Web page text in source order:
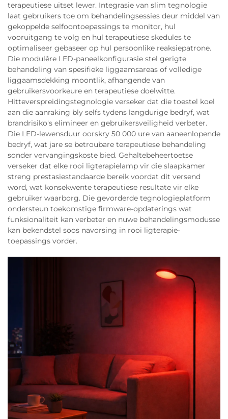
terapeutiese uitset lewer. Integrasie van slim tegnologie
laat gebruikers toe om behandelingsessies deur middel van
gekoppelde selfoontoepassings te monitor, hul
vooruitgang te volg en hul terapeutiese skedules te
optimaliseer gebaseer op hul persoonlike reaksiepatrone.
Die modulêre LED-paneelkonfigurasie stel gerigte
behandeling van spesifieke liggaamsareas of volledige
liggaamsdekking moontlik, afhangende van
gebruikersvoorkeure en terapeutiese doelwitte.
Hitteverspreidingstegnologie verseker dat die toestel koel
aan die aanraking bly selfs tydens langdurige bedryf, wat
brandrisiko's elimineer en gebruikersveiligheid verbeter.
Die LED-lewensduur oorskry 50 000 ure van aaneenlopende
bedryf, wat jare se betroubare terapeutiese behandeling
sonder vervangingskoste bied. Gehaltebeheertoetse
verseker dat elke rooi ligterapielamp vir die slaapkamer
streng prestasiestandaarde bereik voordat dit versend
word, wat konsekwente terapeutiese resultate vir elke
gebruiker waarborg. Die gevorderde tegnologieplatform
ondersteun toekomstige firmware-opdaterings wat
funksionaliteit kan verbeter en nuwe behandelingsmodusse
kan bekendstel soos navorsing in rooi ligterapie-
toepassings vorder.